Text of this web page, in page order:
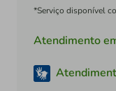
*Serviço disponível
Atendimento